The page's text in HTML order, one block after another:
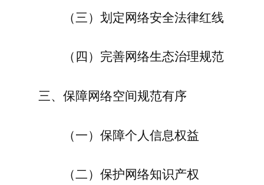
（三）划定网络安全法律红线
（四）完善网络生态治理规范
三、保障网络空间规范有序
（一）保障个人信息权益
（二）保护网络知识产权